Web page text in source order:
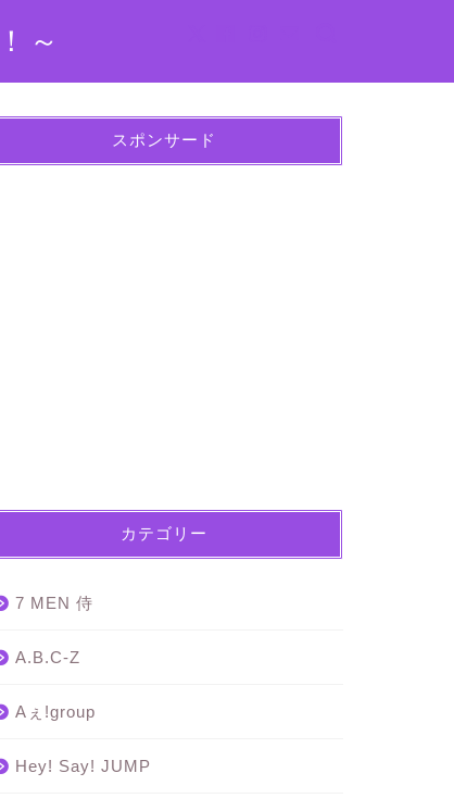
～
スポンサード
カテゴリー
7 MEN 侍
A.B.C-Z
Aぇ!group
Hey! Say! JUMP